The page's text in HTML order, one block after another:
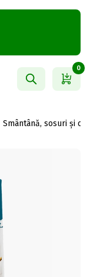
0
Smântână, sosuri și